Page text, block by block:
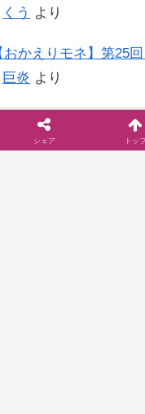
くう より
おかえりモネ】第25
巨炎 より
おかえりモネ】第15
もう…何がなんだか日
シェア トッ